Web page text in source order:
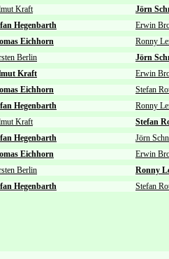
Kraft
Jörn
Hegenbarth
Erwin
Eichhorn
Ronny
Berlin
Jörn
Kraft
Erwin
Eichhorn
Stefan
Hegenbarth
Ronny
Kraft
Stefan
Hegenbarth
Jörn
Eichhorn
Erwin
Berlin
Ronny
Hegenbarth Stefan